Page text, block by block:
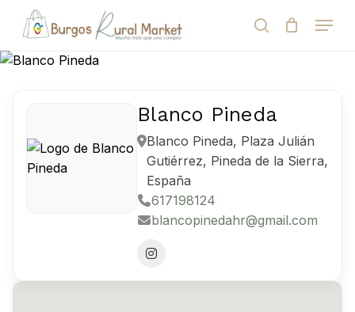
main
content
search
Menu
Cart
Blanco Pineda
Blanco Pineda, Plaza Julián
Gutiérrez, Pineda de la Sierra,
España
617198124
blancopinedahr@gmail.com